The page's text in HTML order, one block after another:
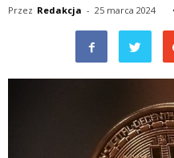
Przez Redakcja - 25 marca 2024